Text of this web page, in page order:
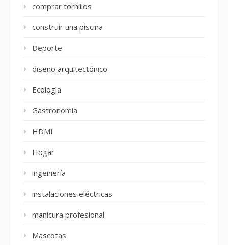
comprar tornillos
construir una piscina
Deporte
diseño arquitectónico
Ecología
Gastronomía
HDMI
Hogar
ingeniería
instalaciones eléctricas
manicura profesional
Mascotas